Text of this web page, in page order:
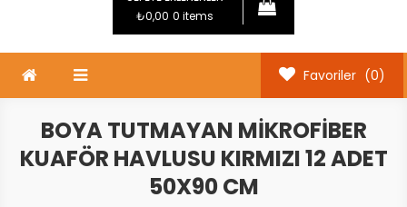
₺0,00 0 items
Favoriler (0)
BOYA TUTMAYAN MIKROFIBER
KUAFÖR HAVLUSU KIRMIZI 12 ADET
50X90 CM